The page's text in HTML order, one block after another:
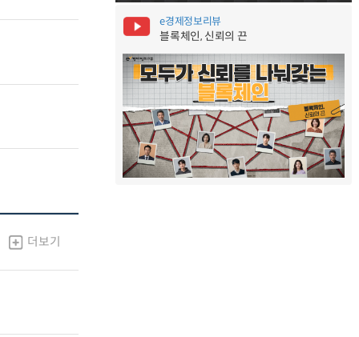
더보기
e경제정보리뷰
블록체인, 신뢰의 끈